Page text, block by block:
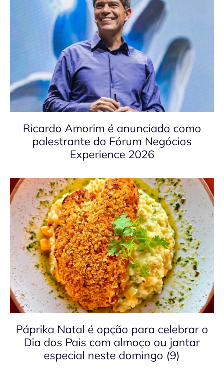
Ricardo Amorim é anunciado como
palestrante do Fórum Negócios
Experience 2026
Páprika Natal é opção para celebrar o
Dia dos Pais com almoço ou jantar
especial neste domingo (9)